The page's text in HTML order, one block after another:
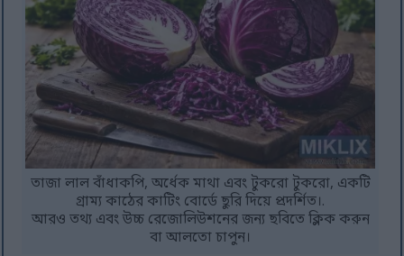
তাজা লাল বাঁধাকপি, অর্ধেক মাথা এবং টুকরো টুকরো, একটি
গ্রাম্য কাঠের কাটিং বোর্ডে ছুরি দিয়ে প্রদর্শিত।.
আরও তথ্য এবং উচ্চ রেজোলিউশনের জন্য ছবিতে ক্লিক করুন
বা আলতো চাপুন।